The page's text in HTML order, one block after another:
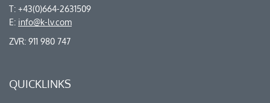
T: +43(0)664-2631509
E: info@k-lv.com
ZVR: 911 980 747
QUICKLINKS